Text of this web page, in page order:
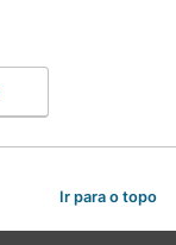
Ir para o topo